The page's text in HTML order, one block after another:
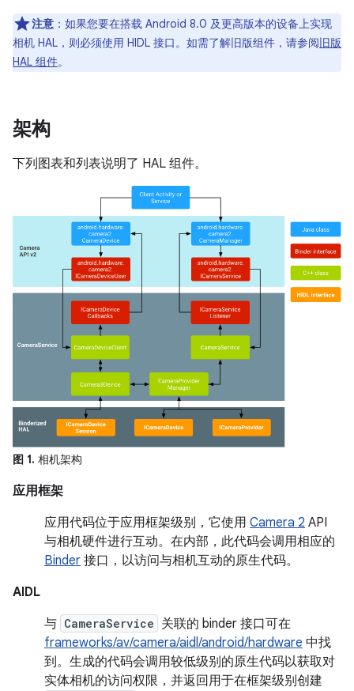
注意 ：如果您要在搭载 Android 8.0 及更高版本的设备上实现
相机 HAL，则必须使用 HIDL 接口。如需了解旧版组件，请参阅旧版
HAL 组件。
架构
下列图表和列表说明了 HAL 组件。
图 1. 相机架构
应用框架
应用代码位于应用框架级别，它使用 Camera 2 API
与相机硬件进行互动。在内部，此代码会调用相应的
Binder 接口，以访问与相机互动的原生代码。
AIDL
与 CameraService 关联的 binder 接口可在
frameworks/av/camera/aidl/android/hardware 中找
到。生成的代码会调用较低级别的原生代码以获取对
实体相机的访问权限，并返回用于在框架级别创建